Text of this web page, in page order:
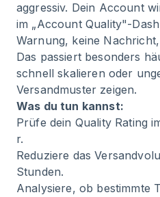
aggressiv. Dein Account
im „Account Quality"-
Warnung, keine
Das passiert besonders
schnell skalieren oder
Versandmuster zeigen.
Was du tun kannst:
Prüfe dein Quality Rating
r.
Reduziere das
Stunden.
Analysiere, ob bestimmte